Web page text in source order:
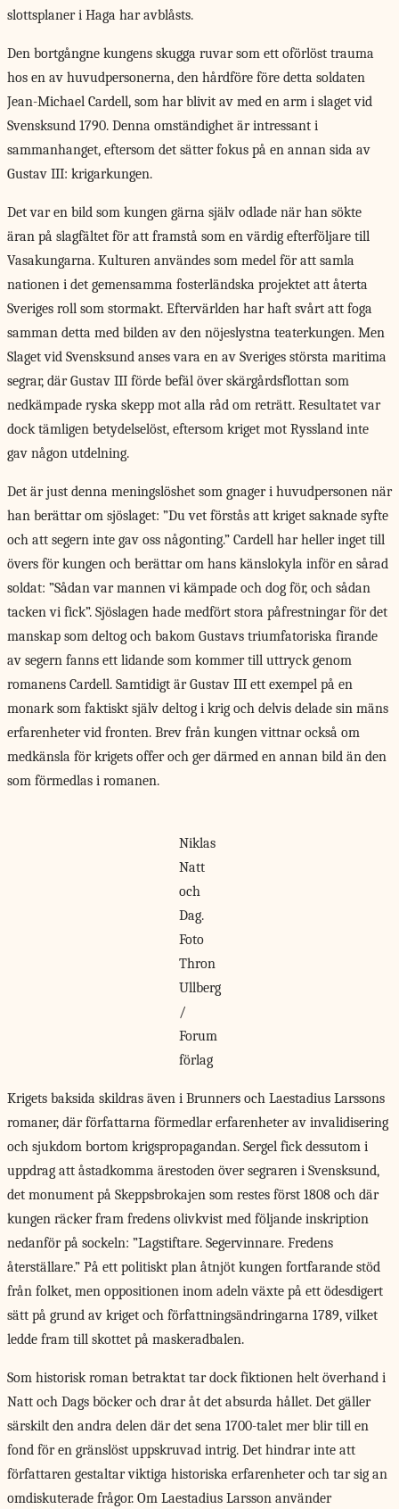
slottsplaner i Haga har avblåsts.
Den bortgångne kungens skugga ruvar som ett oförlöst trauma
hos en av huvudpersonerna, den hårdföre före detta soldaten
Jean-Michael Cardell, som har blivit av med en arm i slaget vid
Svensksund 1790. Denna omständighet är intressant i
sammanhanget, eftersom det sätter fokus på en annan sida av
Gustav III: krigarkungen.
Det var en bild som kungen gärna själv odlade när han sökte
äran på slagfältet för att framstå som en värdig efterföljare till
Vasakungarna. Kulturen användes som medel för att samla
nationen i det gemensamma fosterländska projektet att återta
Sveriges roll som stormakt. Eftervärlden har haft svårt att foga
samman detta med bilden av den nöjeslystna teaterkungen. Men
Slaget vid Svensksund anses vara en av Sveriges största maritima
segrar, där Gustav III förde befäl över skärgårdsflottan som
nedkämpade ryska skepp mot alla råd om reträtt. Resultatet var
dock tämligen betydelselöst, eftersom kriget mot Ryssland inte
gav någon utdelning.
Det är just denna meningslöshet som gnager i huvudpersonen när
han berättar om sjöslaget: ”Du vet förstås att kriget saknade syfte
och att segern inte gav oss någonting.” Cardell har heller inget till
övers för kungen och berättar om hans känslokyla inför en sårad
soldat: ”Sådan var mannen vi kämpade och dog för, och sådan
tacken vi fick”. Sjöslagen hade medfört stora påfrestningar för det
manskap som deltog och bakom Gustavs triumfatoriska firande
av segern fanns ett lidande som kommer till uttryck genom
romanens Cardell. Samtidigt är Gustav III ett exempel på en
monark som faktiskt själv deltog i krig och delvis delade sin mäns
erfarenheter vid fronten. Brev från kungen vittnar också om
medkänsla för krigets offer och ger därmed en annan bild än den
som förmedlas i romanen.
Niklas
Natt
och
Dag.
Foto
Thron
Ullberg
/
Forum
förlag
Krigets baksida skildras även i Brunners och Laestadius Larssons
romaner, där författarna förmedlar erfarenheter av invalidisering
och sjukdom bortom krigspropagandan. Sergel fick dessutom i
uppdrag att åstadkomma ärestoden över segraren i Svensksund,
det monument på Skeppsbrokajen som restes först 1808 och där
kungen räcker fram fredens olivkvist med följande inskription
nedanför på sockeln: ”Lagstiftare. Segervinnare. Fredens
återställare.” På ett politiskt plan åtnjöt kungen fortfarande stöd
från folket, men oppositionen inom adeln växte på ett ödesdigert
sätt på grund av kriget och författningsändringarna 1789, vilket
ledde fram till skottet på maskeradbalen.
Som historisk roman betraktat tar dock fiktionen helt överhand i
Natt och Dags böcker och drar åt det absurda hållet. Det gäller
särskilt den andra delen där det sena 1700-talet mer blir till en
fond för en gränslöst uppskruvad intrig. Det hindrar inte att
författaren gestaltar viktiga historiska erfarenheter och tar sig an
omdiskuterade frågor. Om Laestadius Larsson använder